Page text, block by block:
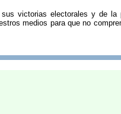
victorias electorales y de
medios para que no